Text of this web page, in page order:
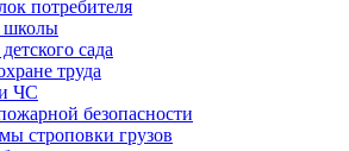
потребителя
школы
сада
труда
ЧС
безопасности
строповки грузов